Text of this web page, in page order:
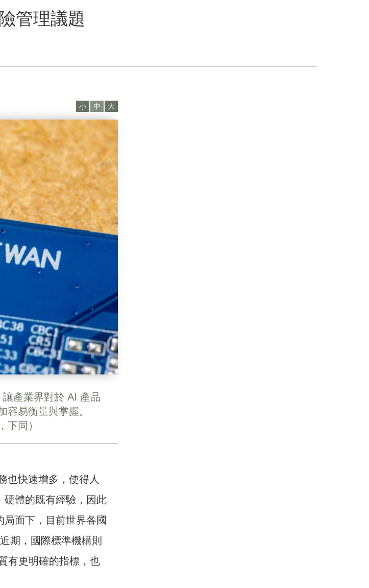
管理議題
小 中 大
產業界對於 AI 產品
易衡量與掌握。
下同）
也快速增多，使得人
硬體的既有經驗，因此
面下，目前世界各國
期，國際標準機構則
有更明確的指標，也